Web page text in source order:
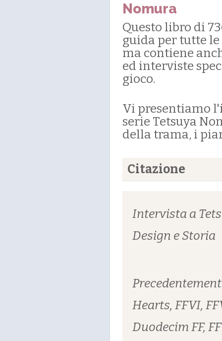
Nomura
Questo libro di
guida per tutte le
ma contiene
ed interviste
gioco.
Vi presentiamo
serie Tetsuya
della trama, i
Citazione
Intervista a
Design e Storia
Hearts, FFVI,
Duodecim FF,